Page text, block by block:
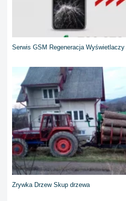
Serwis GSM Regeneracja
Zrywka Drzew Skup drzewa